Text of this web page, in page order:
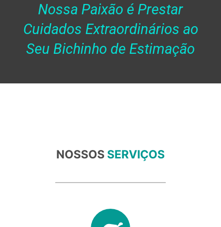
Nossa Paixão é Prestar
Cuidados Extraordinários ao
Seu Bichinho de Estimação
NOSSOS SERVIÇOS